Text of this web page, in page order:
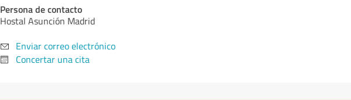
Persona de contacto
Hostal Asunción Madrid
Enviar correo electrónico
Concertar una cita